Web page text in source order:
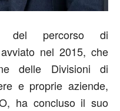
del percorso di
nel 2015, che
delle Divisioni di
e proprie aziende,
ha concluso il suo